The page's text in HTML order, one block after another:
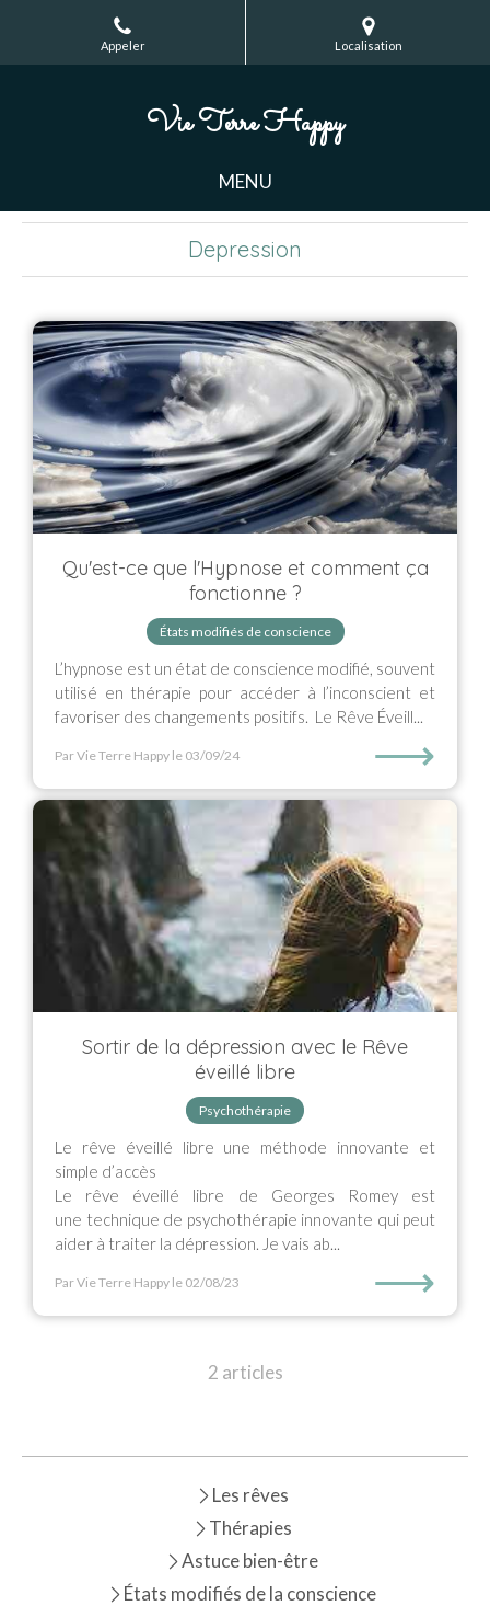
Appeler Localisation
Vie Terre Happy
MENU
Depression
Qu'est-ce que l'Hypnose et comment ça
fonctionne ?
États modifiés de conscience
L’hypnose est un état de conscience modifié, souvent
utilisé en thérapie pour accéder à l’inconscient et
favoriser des changements positifs. Le Rêve Éveill...
Par Vie Terre Happy le 03/09/24 ⟶
Sortir de la dépression avec le Rêve
éveillé libre
Psychothérapie
Le rêve éveillé libre une méthode innovante et
simple d’accès
Le rêve éveillé libre de Georges Romey est
une technique de psychothérapie innovante qui peut
aider à traiter la dépression. Je vais ab...
Par Vie Terre Happy le 02/08/23 ⟶
2 articles
Les rêves
Thérapies
Astuce bien-être
États modifiés de la conscience